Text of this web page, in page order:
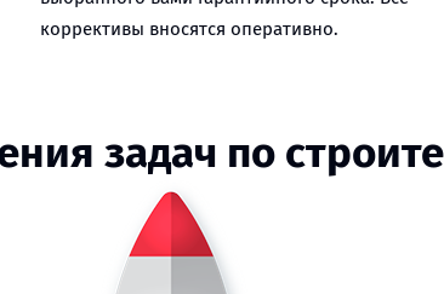
коррективы вносятся оперативно.
задач по